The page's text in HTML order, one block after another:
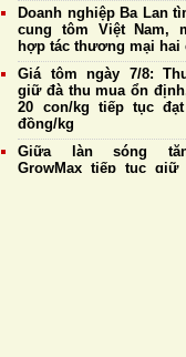
Doanh nghiệp Ba Lan
cung tôm Việt Nam,
hợp tác thương mại hai
Giá tôm ngày 7/8:
giữ đà thu mua ổn
20 con/kg tiếp tục đạt
đồng/kg
Giữa làn sóng
GrowMax tiếp tục giữ